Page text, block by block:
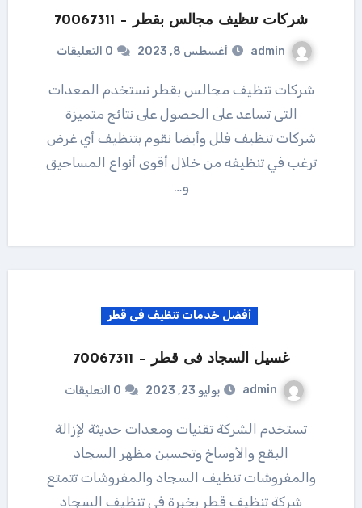
شركات تنظيف مجالس بقطر – 70067311
admin أغسطس 8, 2023 0 التعليقات
شركات تنظيف مجالس بقطر نستخدم المعدات
التى تساعد على الحصول على نتائج متميزة
شركات تنظيف فلل وأيضا نقوم بتنظيف أي غرض
ترغب في تنظيفه من خلال أقوى أنواع المساحيق
و…
أفضل خدمات تنظيف فى قطر
غسيل السجاد فى قطر – 70067311
admin يوليو 23, 2023 0 التعليقات
تستخدم الشركة تقنيات ومعدات حديثة لإزالة
البقع والأوساخ وتحسين مظهر السجاد
والمفروشات تنظيف السجاد والمفروشات تتمتع
شركة تنظيف قطر بخبرة في تنظيف السجاد